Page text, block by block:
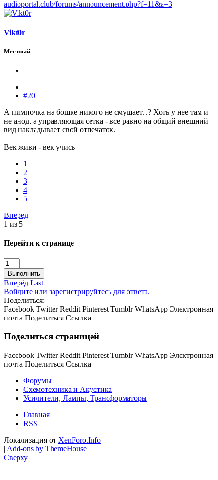
audioportal.club/forums/announcement.php?f=11&a=3
Vikt0r
Местный
#20
А пимпочка на бошке никого не смущает...? Хоть у нее там и
не анод, а управляющая сетка - все равно на общий внешний
вид накладывает свой отпечаток.
Век живи - век учись
1
2
3
4
5
Вперёд
1 из 5
Перейти к странице
Выполнить
Вперёд Last
Войдите или зарегистрируйтесь для ответа.
Поделиться:
Facebook Twitter Reddit Pinterest Tumblr WhatsApp Электронная
почта Поделиться Ссылка
Поделиться страницей
Facebook Twitter Reddit Pinterest Tumblr WhatsApp Электронная
почта Поделиться Ссылка
Форумы
Схемотехника и Акустика
Усилители, Лампы, Трансформаторы
Главная
RSS
Локализация от XenForo.Info
| Add-ons by ThemeHouse
Сверху